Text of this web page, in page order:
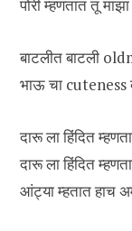
पोरी म्हणतात तू
बाटलीत बाटली
भाऊ चा cuteness
दारू ला हिंदित
दारू ला हिंदित
आंट्या म्हतात हाच